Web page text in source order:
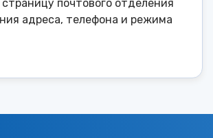
почтового отделения
адреса, телефона и режима